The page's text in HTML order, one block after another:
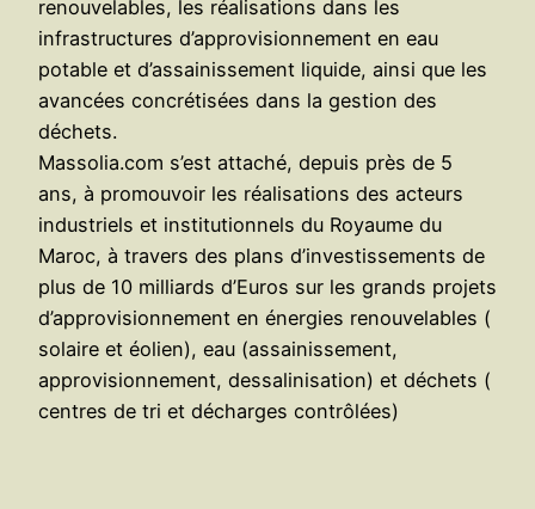
renouvelables, les réalisations dans les
infrastructures d’approvisionnement en eau
potable et d’assainissement liquide, ainsi que les
avancées concrétisées dans la gestion des
déchets.
Massolia.com s’est attaché, depuis près de 5
ans, à promouvoir les réalisations des acteurs
industriels et institutionnels du Royaume du
Maroc, à travers des plans d’investissements de
plus de 10 milliards d’Euros sur les grands projets
d’approvisionnement en énergies renouvelables (
solaire et éolien), eau (assainissement,
approvisionnement, dessalinisation) et déchets (
centres de tri et décharges contrôlées)